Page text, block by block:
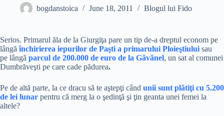
bogdanstoica June 18, 2011 Blogul lui Fido
Serios. Primarul ăla de la Giurgiţa pare un tip de-a dreptul econom pe
lângăînchirierea iepurilor de Paşti a primarului Ploieştiului sau
pe lângă parcul de 200.000 de euro de la Găvănel, un sat al comunei
Dumbrăveşti pe care cade pădurea.
Pe de altă parte, la ce dracu să te aştepţi când unii sunt plătiţi cu 5.200
de lei lunar pentru că merg la o şedinţă şi ţin geanta unei femei la
altele?